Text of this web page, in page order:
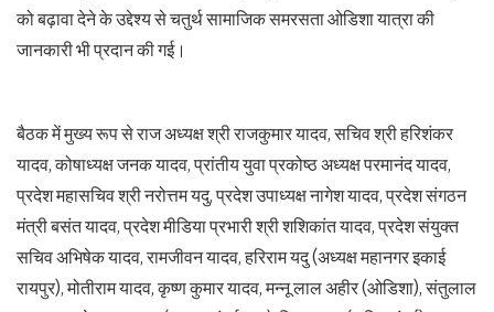
को बढ़ावा देने के उद्देश्य से चतुर्थ सामाजिक समरसता ओडिशा यात्रा की
जानकारी भी प्रदान की गई।
बैठक में मुख्य रूप से राज अध्यक्ष श्री राजकुमार यादव, सचिव श्री हरिशंकर
यादव, कोषाध्यक्ष जनक यादव, प्रांतीय युवा प्रकोष्ठ अध्यक्ष परमानंद यादव,
प्रदेश महासचिव श्री नरोत्तम यदु, प्रदेश उपाध्यक्ष नागेश यादव, प्रदेश संगठन
मंत्री बसंत यादव, प्रदेश मीडिया प्रभारी श्री शशिकांत यादव, प्रदेश संयुक्त
सचिव अभिषेक यादव, रामजीवन यादव, हरिराम यदु (अध्यक्ष महानगर इकाई
रायपुर), मोतीराम यादव, कृष्ण कुमार यादव, मन्नू लाल अहीर (ओडिशा), संतुलाल